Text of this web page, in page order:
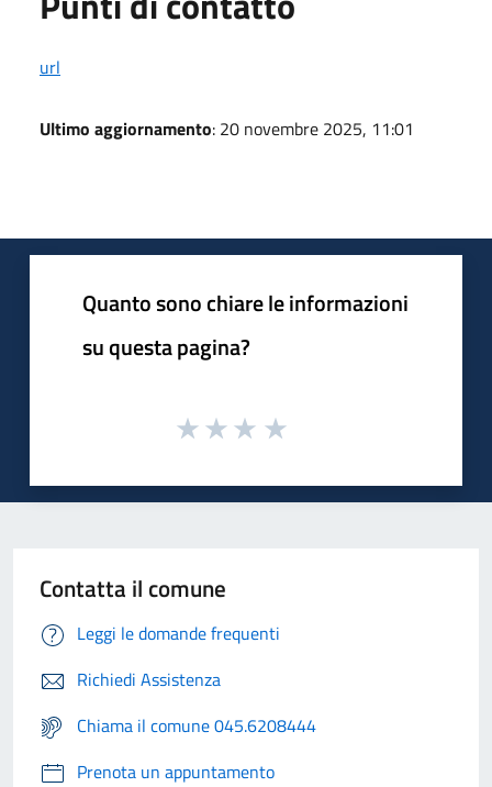
url
Ultimo aggiornamento: 20 novembre 2025, 11:01
Quanto sono chiare le informazioni
su questa pagina?
Contatta il comune
Leggi le domande frequenti
Richiedi Assistenza
Chiama il comune 045.6208444
Prenota un appuntamento